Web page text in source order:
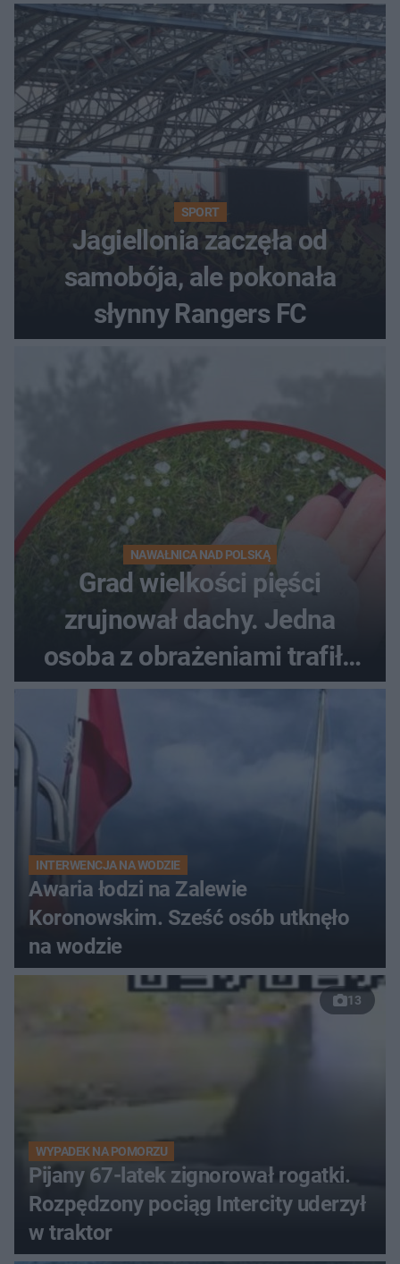
SPORT
Jagiellonia zaczęła od
samobója, ale pokonała
słynny Rangers FC
NAWAŁNICA NAD POLSKĄ
Grad wielkości pięści
zrujnował dachy. Jedna
osoba z obrażeniami trafiła
do szpitala
INTERWENCJA NA WODZIE
Awaria łodzi na Zalewie
Koronowskim. Sześć osób utknęło
na wodzie
13
WYPADEK NA POMORZU
Pijany 67-latek zignorował rogatki.
Rozpędzony pociąg Intercity uderzył
w traktor